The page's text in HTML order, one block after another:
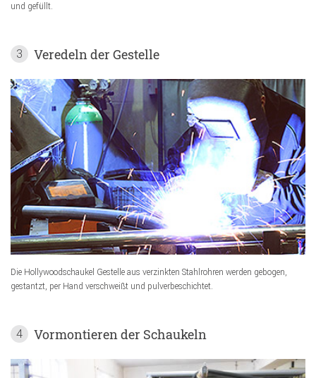
und gefüllt.
3 Veredeln der Gestelle
Die Hollywoodschaukel Gestelle aus verzinkten Stahlrohren werden gebogen,
gestantzt, per Hand verschweißt und pulverbeschichtet.
4 Vormontieren der Schaukeln